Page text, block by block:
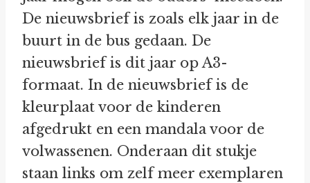
De nieuwsbrief is zoals elk jaar in de
buurt in de bus gedaan. De
nieuwsbrief is dit jaar op A3-
formaat. In de nieuwsbrief is de
kleurplaat voor de kinderen
afgedrukt en een mandala voor de
volwassenen. Onderaan dit stukje
staan links om zelf meer exemplaren